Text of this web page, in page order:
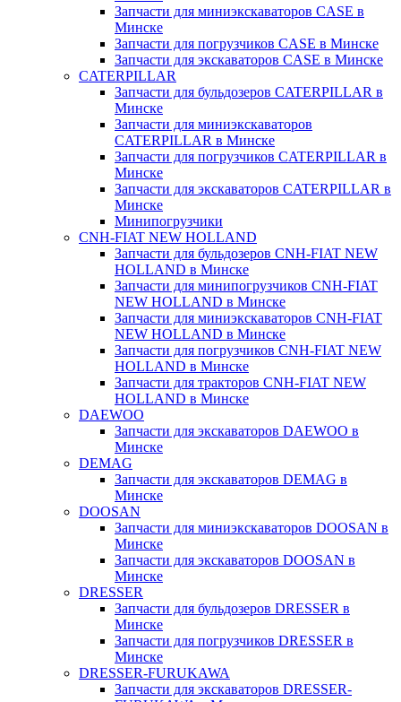
Запчасти для миниэкскаваторов CASE в
Минске
Запчасти для погрузчиков CASE в Минске
Запчасти для экскаваторов CASE в Минске
CATERPILLAR
Запчасти для бульдозеров CATERPILLAR в
Минске
Запчасти для миниэкскаваторов
CATERPILLAR в Минске
Запчасти для погрузчиков CATERPILLAR в
Минске
Запчасти для экскаваторов CATERPILLAR в
Минскe
Минипогрузчики
CNH-FIAT NEW HOLLAND
Запчасти для бульдозеров CNH-FIAT NEW
HOLLAND в Минске
Запчасти для минипогрузчиков CNH-FIAT
NEW HOLLAND в Минске
Запчасти для миниэкскаваторов CNH-FIAT
NEW HOLLAND в Минске
Запчасти для погрузчиков CNH-FIAT NEW
HOLLAND в Минске
Запчасти для тракторов CNH-FIAT NEW
HOLLAND в Минске
DAEWOO
Запчасти для экскаваторов DAEWOO в
Минске
DEMAG
Запчасти для экскаваторов DEMAG в
Минске
DOOSAN
Запчасти для миниэкскаваторов DOOSAN в
Минске
Запчасти для экскаваторов DOOSAN в
Минске
DRESSER
Запчасти для бульдозеров DRESSER в
Минске
Запчасти для погрузчиков DRESSER в
Минске
DRESSER-FURUKAWA
Запчасти для экскаваторов DRESSER-